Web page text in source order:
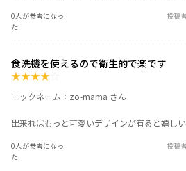
0人が参考になっ
た
投稿
食洗機を使えるので衛生的で楽です
★★★★
ニックネーム：zo-mama さん
出来ればもっと可愛いデザインが有ると嬉し
0人が参考になっ
た
投稿